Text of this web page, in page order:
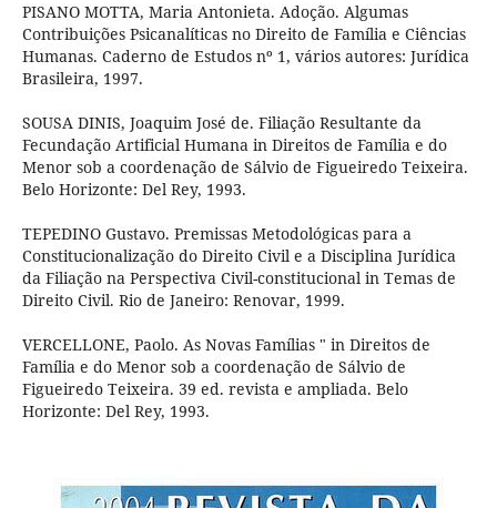
PISANO MOTTA, Maria Antonieta. Adoção. Algumas
Contribuições Psicanalíticas no Direito de Família e Ciências
Humanas. Caderno de Estudos nº 1, vários autores: Jurídica
Brasileira, 1997.
SOUSA DINIS, Joaquim José de. Filiação Resultante da
Fecundação Artificial Humana in Direitos de Família e do
Menor sob a coordenação de Sálvio de Figueiredo Teixeira.
Belo Horizonte: Del Rey, 1993.
TEPEDINO Gustavo. Premissas Metodológicas para a
Constitucionalização do Direito Civil e a Disciplina Jurídica
da Filiação na Perspectiva Civil-constitucional in Temas de
Direito Civil. Rio de Janeiro: Renovar, 1999.
VERCELLONE, Paolo. As Novas Famílias " in Direitos de
Família e do Menor sob a coordenação de Sálvio de
Figueiredo Teixeira. 39 ed. revista e ampliada. Belo
Horizonte: Del Rey, 1993.